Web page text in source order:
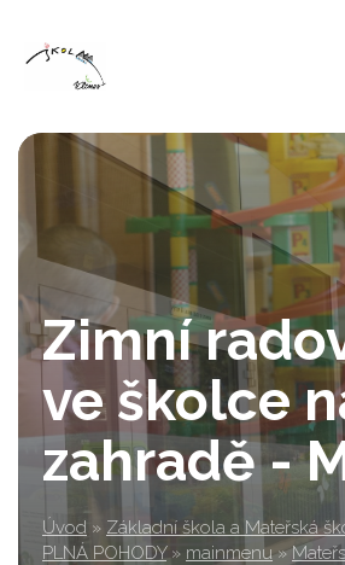
Zimní
ve školce
zahradě -
Úvod » Základní škola a Mateřská
PLNÁ POHODY » mainmenu »